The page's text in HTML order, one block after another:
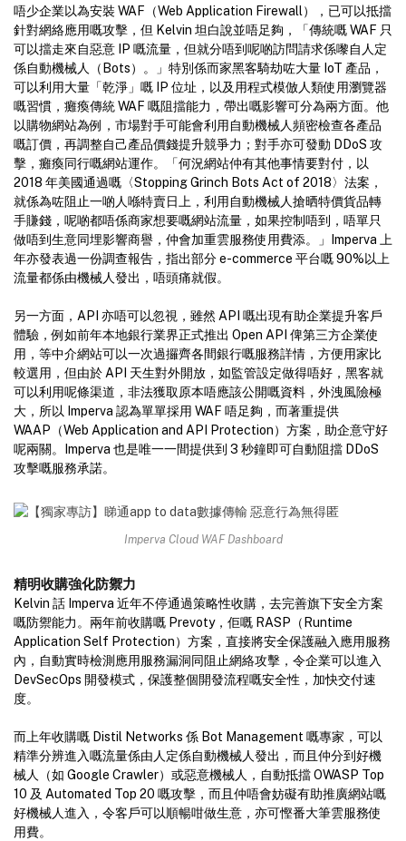
唔少企業以為安裝 WAF（Web Application Firewall），已可以抵擋
針對網絡應用嘅攻擊，但 Kelvin 坦白說並唔足夠，「傳統嘅 WAF 只
可以擋走來自惡意 IP 嘅流量，但就分唔到呢啲訪問請求係嚟自人定
係自動機械人（Bots）。」特別係而家黑客騎劫咗大量 IoT 產品，
可以利用大量「乾淨」嘅 IP 位址，以及用程式模倣人類使用瀏覽器
嘅習慣，癱瘓傳統 WAF 嘅阻擋能力，帶出嘅影響可分為兩方面。他
以購物網站為例，市場對手可能會利用自動機械人頻密檢查各產品
嘅訂價，再調整自己產品價錢提升競爭力；對手亦可發動 DDoS 攻
擊，癱瘓同行嘅網站運作。「何況網站仲有其他事情要對付，以
2018 年美國通過嘅〈Stopping Grinch Bots Act of 2018〉法案，
就係為咗阻止一啲人喺特賣日上，利用自動機械人搶晒特價貨品轉
手賺錢，呢啲都唔係商家想要嘅網站流量，如果控制唔到，唔單只
做唔到生意同埋影響商譽，仲會加重雲服務使用費添。」Imperva 上
年亦發表過一份調查報告，指出部分 e-commerce 平台嘅 90%以上
流量都係由機械人發出，唔頭痛就假。
另一方面，API 亦唔可以忽視，雖然 API 嘅出現有助企業提升客戶
體驗，例如前年本地銀行業界正式推出 Open API 俾第三方企業使
用，等中介網站可以一次過攞齊各間銀行嘅服務詳情，方便用家比
較選用，但由於 API 天生對外開放，如監管設定做得唔好，黑客就
可以利用呢條渠道，非法獲取原本唔應該公開嘅資料，外洩風險極
大，所以 Imperva 認為單單採用 WAF 唔足夠，而著重提供
WAAP（Web Application and API Protection）方案，助企意守好
呢兩關。Imperva 也是唯一一間提供到 3 秒鐘即可自動阻擋 DDoS
攻擊嘅服務承諾。
Imperva Cloud WAF Dashboard
精明收購強化防禦力
Kelvin 話 Imperva 近年不停通過策略性收購，去完善旗下安全方案
嘅防禦能力。兩年前收購嘅 Prevoty，佢嘅 RASP（Runtime
Application Self Protection）方案，直接將安全保護融入應用服務
內，自動實時檢測應用服務漏洞同阻止網絡攻擊，令企業可以進入
DevSecOps 開發模式，保護整個開發流程嘅安全性，加快交付速
度。
而上年收購嘅 Distil Networks 係 Bot Management 嘅專家，可以
精準分辨進入嘅流量係由人定係自動機械人發出，而且仲分到好機
械人（如 Google Crawler）或惡意機械人，自動抵擋 OWASP Top
10 及 Automated Top 20 嘅攻擊，而且仲唔會妨礙有助推廣網站嘅
好機械人進入，令客戶可以順暢咁做生意，亦可慳番大筆雲服務使
用費。